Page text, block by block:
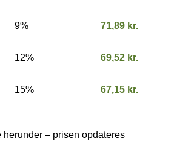
9% 71,89 kr.
12% 69,52 kr.
15% 67,15 kr.
– prisen opdateres